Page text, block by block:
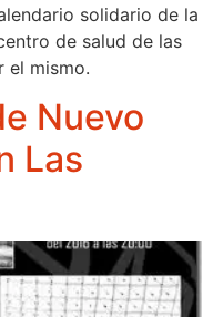
solidario de la
de salud de las
el mismo.
Nuevo
Las